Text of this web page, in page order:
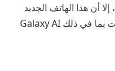
بنفس تصميم هاتف Galaxy Z Flip 5، إلا أن هذا الهاتف الجديد
القابل للطي يتميز بالعديد من الترقيات بما في ذلك Galaxy AI